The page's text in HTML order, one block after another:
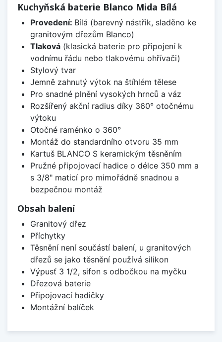
Kuchyňská baterie Blanco Mida Bílá
Provedení: Bílá (barevný nástřik, sladěno ke
granitovým dřezům Blanco)
Tlaková(klasická baterie pro připojení k
vodnímu řádu nebo tlakovému ohřívači)
Stylový tvar
Jemně zahnutý výtok na štíhlém tělese
Pro snadné plnění vysokých hrnců a váz
Rozšířený akční radius díky 360° otočnému
výtoku
Otočné raménko o 360°
Montáž do standardního otvoru 35 mm
Kartuš BLANCO S keramickým těsněním
Pružné připojovací hadice o délce 350 mm a
s 3/8" maticí pro mimořádně snadnou a
bezpečnou montáž
Obsah balení
Granitový dřez
Příchytky
Těsnění není součástí balení, u granitových
dřezů se jako těsnění používá silikon
Výpusť 3 1/2, sifon s odbočkou na myčku
Dřezová baterie
Připojovací hadičky
Montážní balíček